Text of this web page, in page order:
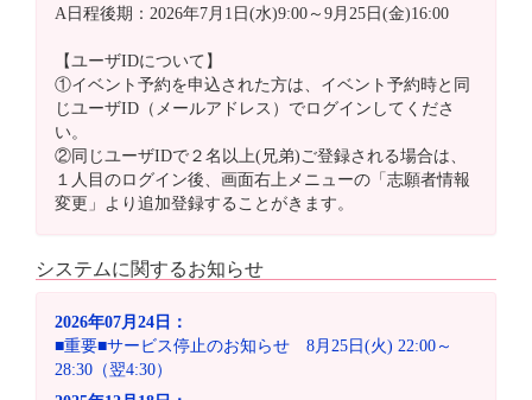
A日程後期：2026年7月1日(水)9:00～9月25日(金)16:00
【ユーザIDについて】
①イベント予約を申込された方は、イベント予約時と同
じユーザID（メールアドレス）でログインしてくださ
い。
②同じユーザIDで２名以上(兄弟)ご登録される場合は、
１人目のログイン後、画面右上メニューの「志願者情報
変更」より追加登録することがきます。
システムに関するお知らせ
2026年07月24日：
■重要■サービス停止のお知らせ 8月25日(火) 22:00～
28:30（翌4:30）